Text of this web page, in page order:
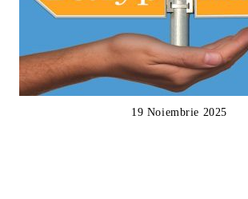
19 Noiembrie 2025